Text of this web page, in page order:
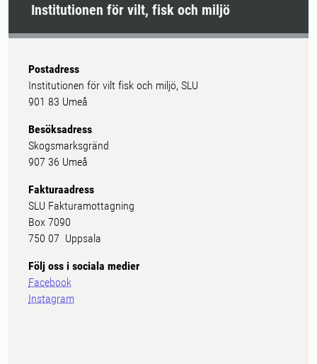
Institutionen för vilt, fisk och miljö
Postadress
Institutionen för vilt fisk och miljö, SLU
901 83 Umeå
Besöksadress
Skogsmarksgränd
907 36 Umeå
Fakturaadress
SLU Fakturamottagning
Box 7090
750 07 Uppsala
Följ oss i sociala medier
Facebook
Instagram